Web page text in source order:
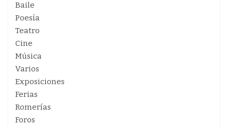
Baile
Poesía
Teatro
Cine
Música
Varios
Exposiciones
Ferias
Romerías
Foros